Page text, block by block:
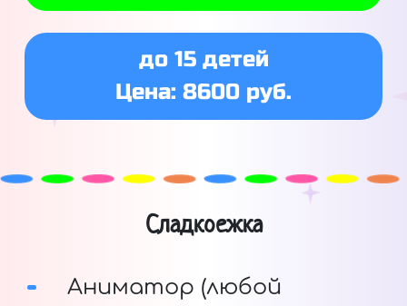
до 15 детей
Цена: 8600 руб.
Сладкоежка
Аниматор (любой